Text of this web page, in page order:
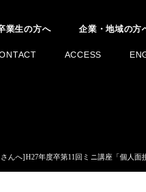
業生の方へ 企業・地域の方
ACCESS
んへ]H27年度卒第11回ミニ講座「個人面